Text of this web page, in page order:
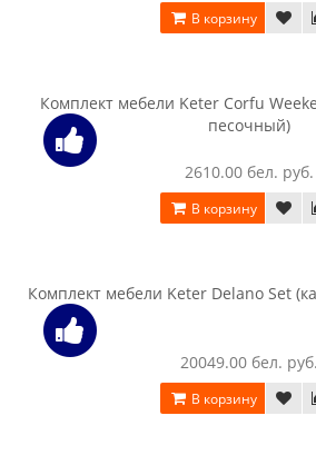
Комплект мебели Keter
4140.00 бел. руб.
В корзину